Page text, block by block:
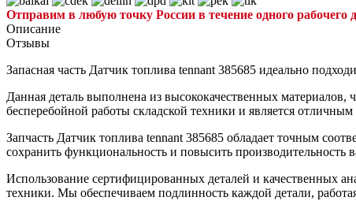
Отправим в любую точку России в течение одного рабочего
Описание
Отзывы
Запасная часть Датчик топлива tennant 385685 идеально
Данная деталь выполнена из высококачественных материалов,
бесперебойной работы складской техники и является
Запчасть Датчик топлива tennant 385685 обладает точным
сохранить функциональность и повысить производительность
Использование сертифицированных деталей и качественных
техники. Мы обеспечиваем подлинность каждой детали,